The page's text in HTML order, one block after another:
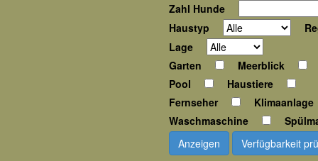
Zahl Hunde
Haustyp
Lage
Garten
Meerblick
Pool
Haustiere
Fernseher
Klimaanlage
Waschmaschine
Anzeigen
Verfügbarkeit